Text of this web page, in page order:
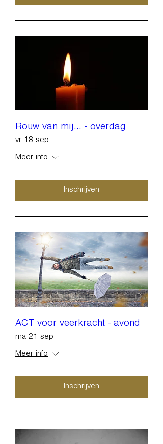
Rouw van mij... - overdag
vr 18 sep
Meer info
Inschrijven
ACT voor veerkracht - avond
ma 21 sep
Meer info
Inschrijven